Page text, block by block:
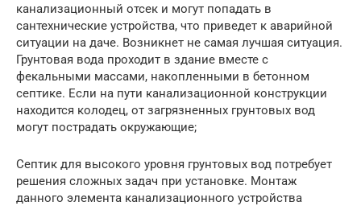
канализационный отсек и могут попадать в
сантехнические устройства, что приведет к аварийной
ситуации на даче. Возникнет не самая лучшая ситуация.
Грунтовая вода проходит в здание вместе с
фекальными массами, накопленными в бетонном
септике. Если на пути канализационной конструкции
находится колодец, от загрязненных грунтовых вод
могут пострадать окружающие;
Септик для высокого уровня грунтовых вод потребует
решения сложных задач при установке. Монтаж
данного элемента канализационного устройства